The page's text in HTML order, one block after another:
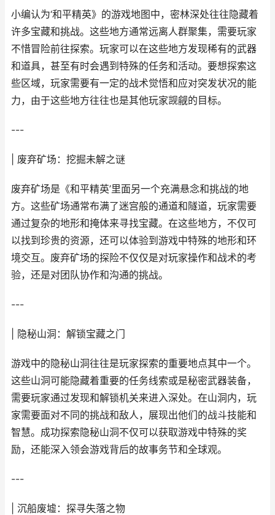
小编认为‘和平精英》的游戏地图中，密林深处往往隐藏着
许多宝藏和挑战。这些地方通常远离人群聚集，需要玩家
不惜冒险前往探索。玩家可以在这些地方发现稀有的武器
和道具，甚至有时会遇到特殊的任务和活动。要想探索这
些区域，玩家需要有一定的战术觉悟和应对突发状况的能
力，由于这些地方往往也是其他玩家觊觎的目标。
---
| 废弃矿场：挖掘未解之谜
废弃矿场是《和平精英’里面另一个充满悬念和挑战的地
方。这些矿场通常布满了迷宫般的通道和隧道，玩家需要
通过复杂的地形和掩体来寻找宝藏。在这些地方，不仅可
以找到珍贵的资源，还可以体验到游戏中特殊的地形和环
境交互。废弃矿场的探险不仅仅是对玩家操作和战术的考
验，还是对团队协作和沟通的挑战。
---
| 隐秘山洞：解锁宝藏之门
游戏中的隐秘山洞往往是玩家探索的重要地点其中一个。
这些山洞可能隐藏着重要的任务线索或是秘密武器装备，
需要玩家通过发现和解锁机关来进入深处。在山洞内，玩
家需要面对不同的挑战和敌人，展现出他们的战斗技能和
智慧。成功探索隐秘山洞不仅可以获取游戏中特殊的奖
励，还能深入领会游戏背后的故事务节和全球观。
---
| 沉船废墟：探寻失落之物